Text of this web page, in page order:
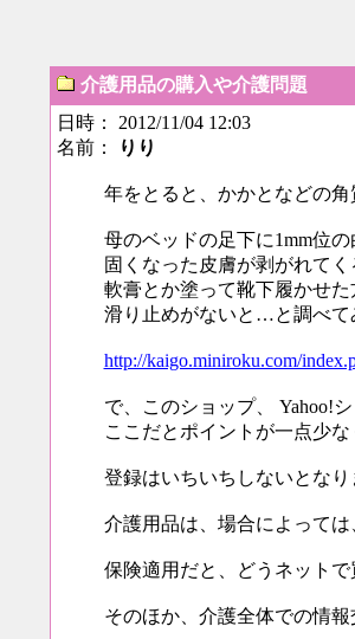
介護用品の購入や介護問題
日時： 2012/11/04 12:03
名前：
りり
年をとると、かかとなどの
母のベッドの足下に1mm位
固くなった皮膚が剥がれて
軟膏とか塗って靴下履かせ
滑り止めがないと…と調べて
http://kaigo.miniroku.com/
で、このショップ、 Yahoo!
ここだとポイントが一点少
登録はいちいちしないとな
介護用品は、場合によっては
保険適用だと、どうネット
そのほか、介護全体での情